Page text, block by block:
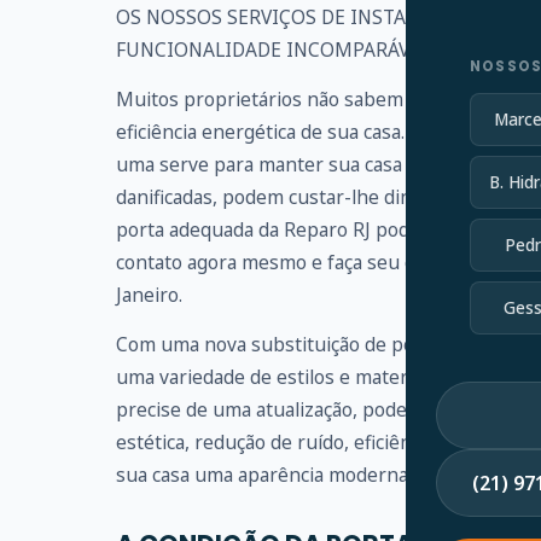
B.
(21)
OS NOSSOS SERVIÇOS DE INSTALAÇÃO DE
FUNCIONALIDADE INCOMPARÁVEIS
Muitos proprietários não sabem a importância
eficiência energética de sua casa. Seja a porta
uma serve para manter sua casa protegida. Se
danificadas, podem custar-lhe dinheiro e
porta adequada da Reparo RJ pode fornecer
contato agora mesmo e faça seu orçamento,
Janeiro.
Com uma nova substituição de porta, você
uma variedade de estilos e materiais de porta
precise de uma atualização, podemos ajudar.
estética, redução de ruído, eficiência
sua casa uma aparência moderna, tradicional,